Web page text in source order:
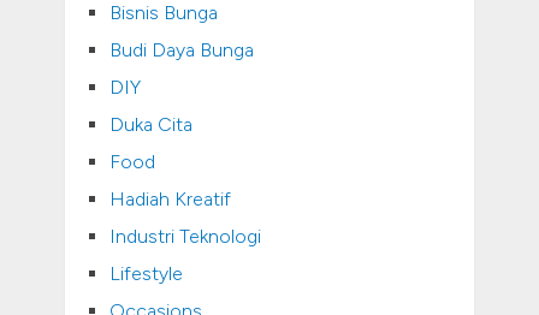
Bisnis Bunga
Budi Daya Bunga
DIY
Duka Cita
Food
Hadiah Kreatif
Industri Teknologi
Lifestyle